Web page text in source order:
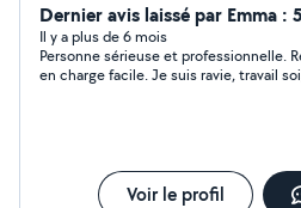
Dernier avis laissé par Emma :
Il y a plus de 6 mois
Personne sérieuse et professionnelle.
en charge facile. Je suis ravie, travail
Voir le profil